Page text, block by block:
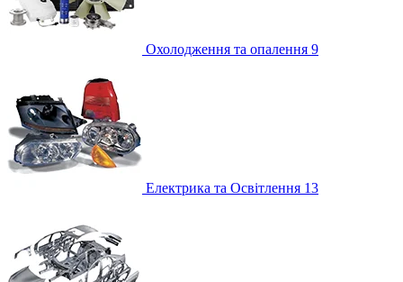
Охолодження та опалення 9
Електрика та Освітлення 13